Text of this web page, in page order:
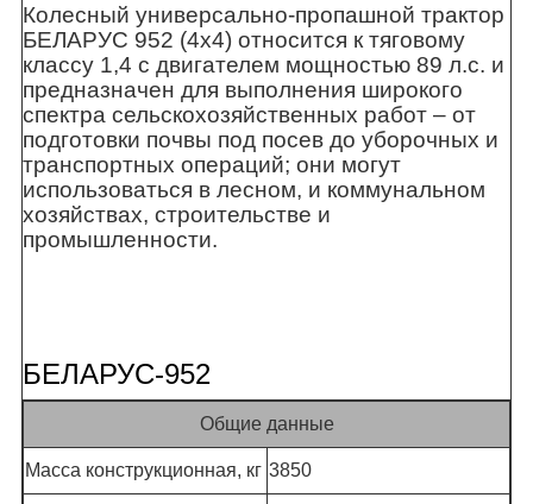
Колесный универсально-пропашной трактор
БЕЛАРУС 952 (4х4) относится к тяговому
классу 1,4 с двигателем мощностью 89 л.с. и
предназначен для выполнения широкого
спектра сельскохозяйственных работ – от
подготовки почвы под посев до уборочных и
транспортных операций; они могут
использоваться в лесном, и коммунальном
хозяйствах, строительстве и
промышленности.
БЕЛАРУС-952
Общие данные
Масса конструкционная, кг 3850